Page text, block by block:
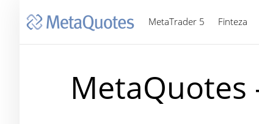
MetaTrader 5 Finteza
MetaQuotes